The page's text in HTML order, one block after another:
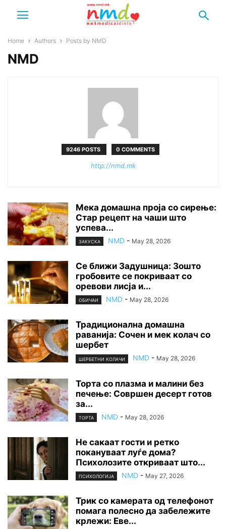
Home Authors Posts by NMD
NMD
9246 POSTS 0 COMMENTS
http://nmd.mk
Мека домашна проја со сирење:
Стар рецепт на чаши што
успева...
ЗАКУСКА NMD - May 28, 2026
Се ближи Задушница: Зошто
гробовите се покриваат со
оревови лисја и...
ОБИЧАИ NMD - May 28, 2026
Традиционална домашна
раванија: Сочен и мек колач со
шербет
ШЕРБЕТНИ КОЛАЧИ NMD - May 28, 2026
Торта со плазма и малини без
печење: Совршен десерт готов
за...
ТОРТА NMD - May 28, 2026
Не сакаат гости и ретко
покануваат луѓе дома?
Психолозите откриваат што...
ПСИХОЛОГИЈА NMD - May 27, 2026
Трик со камерата од телефонот
помага полесно да забележите
крлежи: Еве...